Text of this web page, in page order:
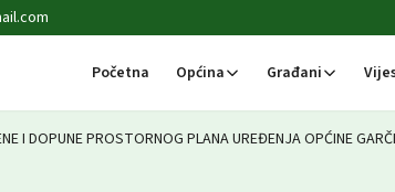
Početna Općina Građani
I DOPUNE PROSTORNOG PLANA UREĐENJA OPĆINE